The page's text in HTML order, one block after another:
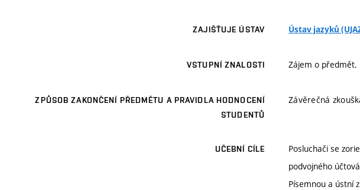
ZAJIŠŤUJE ÚSTAV Ústav jazyků
VSTUPNÍ ZNALOSTI Zájem o předmět.
ZPŮSOB ZAKONČENÍ PŘEDMĚTU A PRAVIDLA HODNOCENÍ
STUDENTŮ
Závěrečná
UČEBNÍ CÍLE
Posluchači se
podvojného
Písemnou a ústní